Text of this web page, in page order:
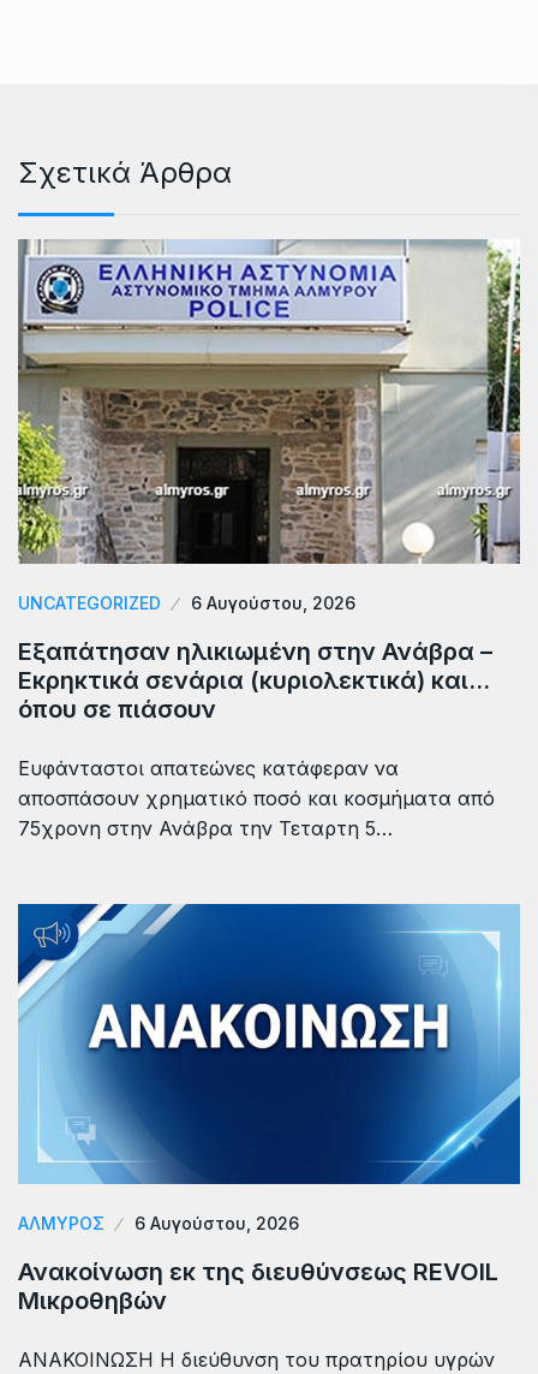
Σχετικά Άρθρα
UNCATEGORIZED 6 Αυγούστου, 2026
Εξαπάτησαν ηλικιωμένη στην Ανάβρα –
Εκρηκτικά σενάρια (κυριολεκτικά) και…
όπου σε πιάσουν
Ευφάνταστοι απατεώνες κατάφεραν να
αποσπάσουν χρηματικό ποσό και κοσμήματα από
75χρονη στην Ανάβρα την Τεταρτη 5…
ΑΛΜΥΡΟΣ 6 Αυγούστου, 2026
Ανακοίνωση εκ της διευθύνσεως REVOIL
Μικροθηβών
ΑΝΑΚΟΙΝΩΣΗ Η διεύθυνση του πρατηρίου υγρών